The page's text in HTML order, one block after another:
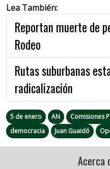
Lea También:
Reportan muerte de
Rodeo
Rutas suburbanas
radicalización
5 de enero AN Comisiones
democracia
Juan Guaidó
Acerca